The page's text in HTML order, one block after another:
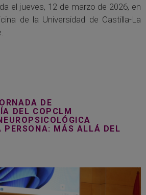
el jueves, 12 de marzo de 2026, en
de la Universidad de Castilla-La
DE
DEL COPCLM
PERSONA: MÁS ALLÁ DEL